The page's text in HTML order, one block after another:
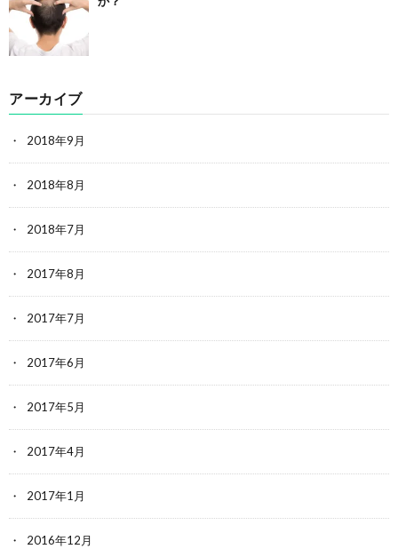
アーカイブ
2018年9月
2018年8月
2018年7月
2017年8月
2017年7月
2017年6月
2017年5月
2017年4月
2017年1月
2016年12月